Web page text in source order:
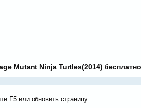
Mutant Ninja Turtles(2014) бесплатно
F5 или обновить страницу